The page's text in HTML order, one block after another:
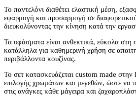
Το παντελόνι διαθέτει ελαστική μέση,
εφαρμογή και προσαρμογή σε
διευκολύνοντας την κίνηση κατά την
Τα υφάσματα είναι ανθεκτικά, εύκολα στη
κατάλληλα για καθημερινή χρήση σε
περιβάλλοντα κουζίνας.
Το σετ κατασκευάζεται custom made στην
επιλογής χρωμάτων και μεγεθών, ώστε να
στις ανάγκες κάθε μάγειρα και